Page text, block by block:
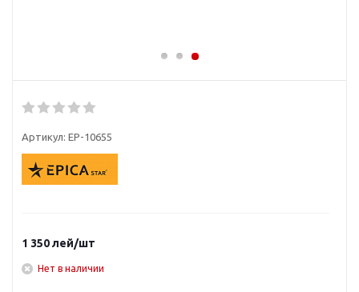
Артикул: EP-10655
1 350лей/шт
Нет в наличии